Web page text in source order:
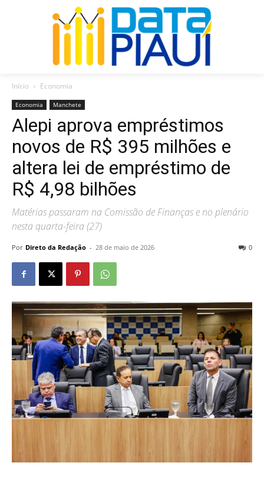
Início Economia
Economia Manchete
Alepi aprova empréstimos
novos de R$ 395 milhões e
altera lei de empréstimo de
R$ 4,98 bilhões
Matérias passaram na Comissão de Finanças e no plenário
nesta quarta-feira (27)
Por Direto da Redação - 28 de maio de 2026 0